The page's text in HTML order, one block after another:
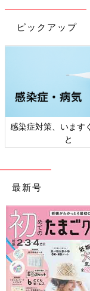
ピックアップ
感染症対策、います
と
最新号